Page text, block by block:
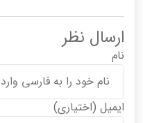
ارسال نظر
نام
ایمیل (اختیاری)